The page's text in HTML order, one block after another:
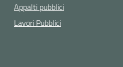
Appalti pubblici
Lavori Pubblici